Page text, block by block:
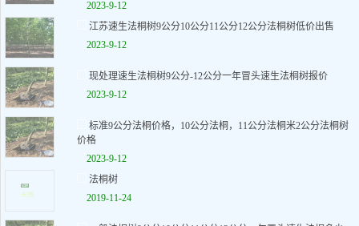
2023-9-12
江苏速生法桐树9公分10公分11公分12公分法桐树低价出售
2023-9-12
现处理速生法桐树9公分-12公分一年冒头速生法桐树报价
2023-9-12
标准9公分法桐价格，10公分法桐，11公分法桐米2公分法桐树
价格
2023-9-12
法桐树
2019-11-24